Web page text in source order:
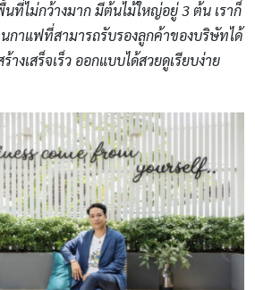
ที่ไม่กว้างมาก มีต้นไม้ใหญ่อยู่ 3 ต้น เราก็
นกาแฟที่สามารถรับรองลูกค้าของบริษัทได้
างเสร็จเร็ว ออกแบบได้สวยดูเรียบง่าย